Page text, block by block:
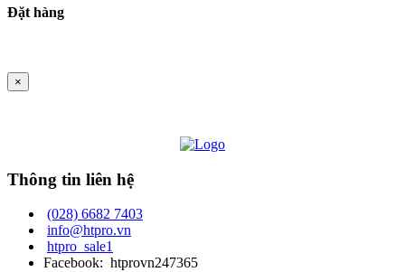
Đặt hàng
×
Thông tin liên hệ
(028) 6682 7403
info@htpro.vn
htpro_sale1
Facebook: htprovn247365